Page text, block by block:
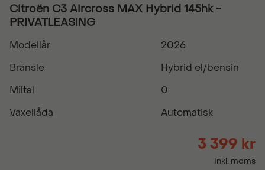
Citroën C3 Aircross MAX Hybrid 145hk -
PRIVATLEASING
Modellår
2026
Bränsle
Hybrid el/bensin
Miltal
0
Växellåda
Automatisk
3 399 kr
Inkl. moms